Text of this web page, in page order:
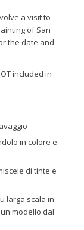
a visit to
of San
the date and
included in
in colore e
di tinte e
larga scala in
modello dal